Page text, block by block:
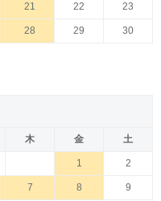
21 22 23
28 29 30
木 金 土
1 2
7 8 9